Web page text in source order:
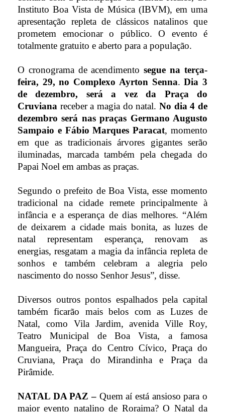
Instituto Boa Vista de Música (IBVM), em uma
apresentação repleta de clássicos natalinos que
prometem emocionar o público. O evento é
totalmente gratuito e aberto para a população.
O cronograma de acendimentosegue na terça-
feira, 29, no Complexo Ayrton Senna.Dia 3
de dezembro, será a vez da Praça do
Cruviana receber a magia do natal. No dia 4 de
dezembro será nas praças Germano Augusto
Sampaio e Fábio Marques Paracat, momento
em que as tradicionais árvores gigantes serão
iluminadas, marcada também pela chegada do
Papai Noel em ambas as praças.
Segundo o prefeito de Boa Vista, esse momento
tradicional na cidade remete principalmente à
infância e a esperança de dias melhores. “Além
de deixarem a cidade mais bonita, as luzes de
natal representam esperança, renovam as
energias, resgatam a magia da infância repleta de
sonhos e também celebram a alegria pelo
nascimento do nosso Senhor Jesus”, disse.
Diversos outros pontos espalhados pela capital
também ficarão mais belos com as Luzes de
Natal, como Vila Jardim, avenida Ville Roy,
Teatro Municipal de Boa Vista, a famosa
Mangueira, Praça do Centro Cívico, Praça do
Cruviana, Praça do Mirandinha e Praça da
Pirâmide.
NATAL DA PAZ – Quem aí está ansioso para o
maior evento natalino de Roraima? O Natal da